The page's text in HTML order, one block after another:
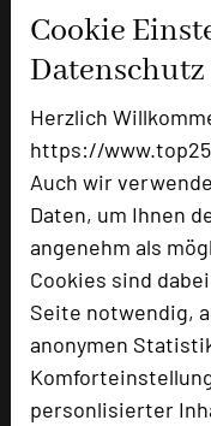
Cookie
Datenschutz
Herzlich
https://
Auch wir
Daten, um Ihnen
angenehm als
Cookies sind
Seite notwendig,
anonymen
personlisierter
Parkhotel
Schillerhain 1
67292
phone +49 6352 712-
mail Email
language Homepage